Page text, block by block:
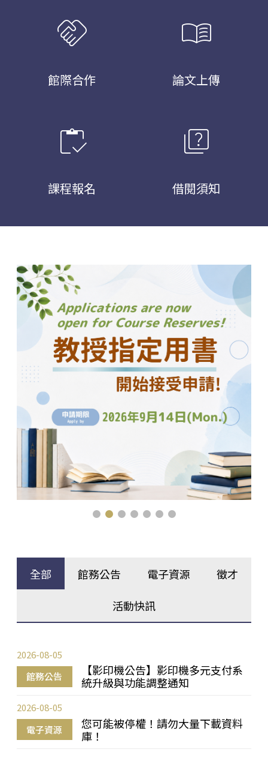
handshake
館際合作
menu_book
論文上傳
inventory
課程報名
quiz
借閱須知
全部 館務公告 電子資源 徵才
活動快訊
館務公告
【影印機公告】影印機多元支付系
統升級與功能調整通知
2026-08-05
電子資源
您可能被停權！請勿大量下載資料
庫！
2026-08-05